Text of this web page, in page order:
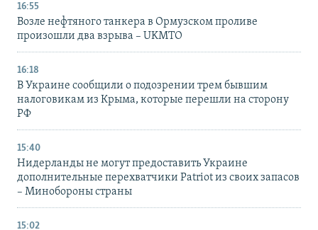
16:55
Возле нефтяного танкера в Ормузском проливе
произошли два взрыва – UKMTO
16:18
В Украине сообщили о подозрении трем бывшим
налоговикам из Крыма, которые перешли на сторону
РФ
15:40
Нидерланды не могут предоставить Украине
дополнительные перехватчики Patriot из своих запасов
– Минобороны страны
15:02